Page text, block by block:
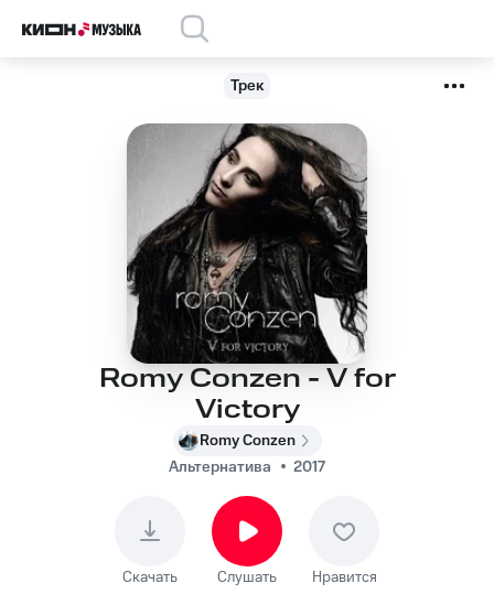
Трек
Romy Conzen - V for
Victory
Romy Conzen
Альтернатива
2017
Скачать Слушать Нравится